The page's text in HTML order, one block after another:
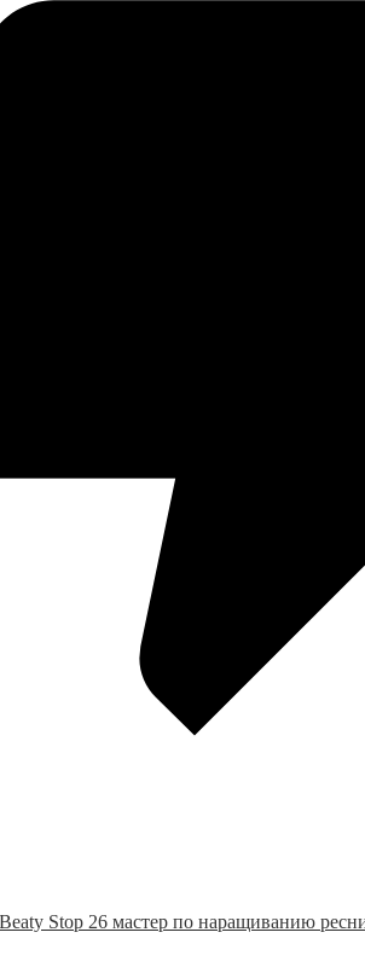
Stop 26 мастер по наращиванию